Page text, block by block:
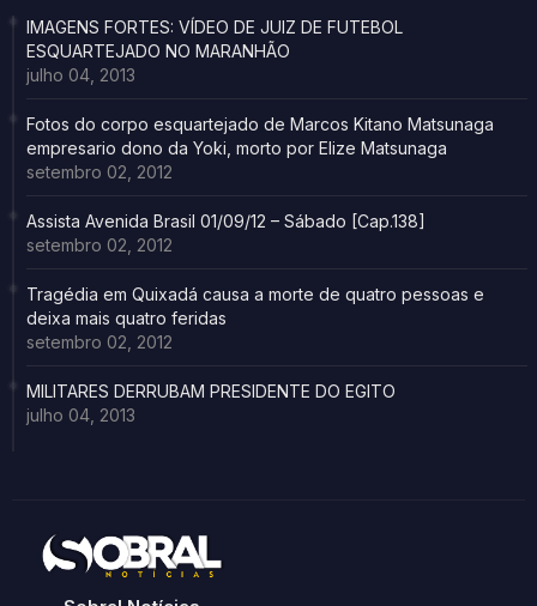
IMAGENS FORTES: VÍDEO DE JUIZ DE FUTEBOL
ESQUARTEJADO NO MARANHÃO
julho 04, 2013
Fotos do corpo esquartejado de Marcos Kitano Matsunaga
empresario dono da Yoki, morto por Elize Matsunaga
setembro 02, 2012
Assista Avenida Brasil 01/09/12 – Sábado [Cap.138]
setembro 02, 2012
Tragédia em Quixadá causa a morte de quatro pessoas e
deixa mais quatro feridas
setembro 02, 2012
MILITARES DERRUBAM PRESIDENTE DO EGITO
julho 04, 2013